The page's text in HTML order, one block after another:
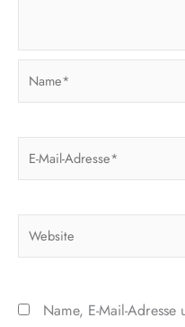
Website
Name, E-Mail-